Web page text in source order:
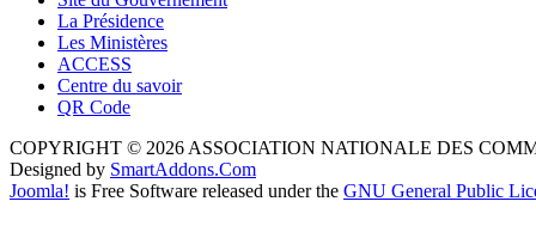
La Présidence
Les Ministères
ACCESS
Centre du savoir
QR Code
COPYRIGHT © 2026 ASSOCIATION NATIONALE DES
Designed by SmartAddons.Com
Joomla! is Free Software released under the GNU General Public